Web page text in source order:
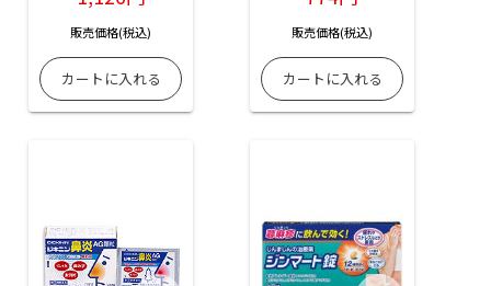
販売価格(税込) 販売価格(税込)